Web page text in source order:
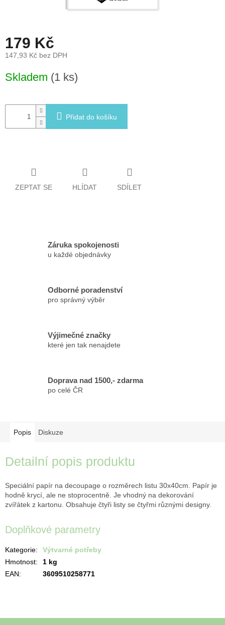
Novinky
Prodejny
179 Kč
147,93 Kč bez DPH
cena:
Skladem (1 ks)
Přidat do košíku
ZEPTAT SE HLÍDAT SDÍLET
Záruka spokojenosti
u každé objednávky
Odborné poradenství
pro správný výběr
Výjimečné značky
které jen tak nenajdete
Doprava nad 1500,- zdarma
po celé ČR
Popis Diskuze
Detailní popis produktu
Speciální papír na decoupage o rozměrech listu 30x40cm. Papír je
hodně krycí, ale ne stoprocentně. Je vhodný na dekorování
zvířátek z kartonu. Obsahuje čtyři listy se čtyřmi různými designy.
Doplňkové parametry
Kategorie:
Výtvarné potřeby
Hmotnost:
1 kg
EAN: 3609510258771